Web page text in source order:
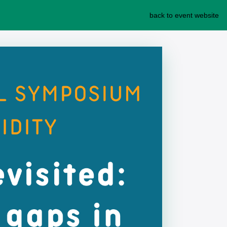
back to event website